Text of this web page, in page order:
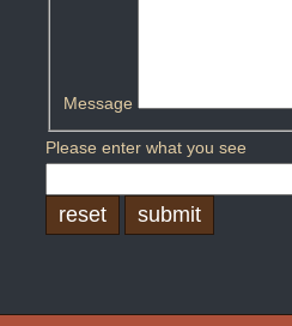
Message
Please enter what you see
reset submit